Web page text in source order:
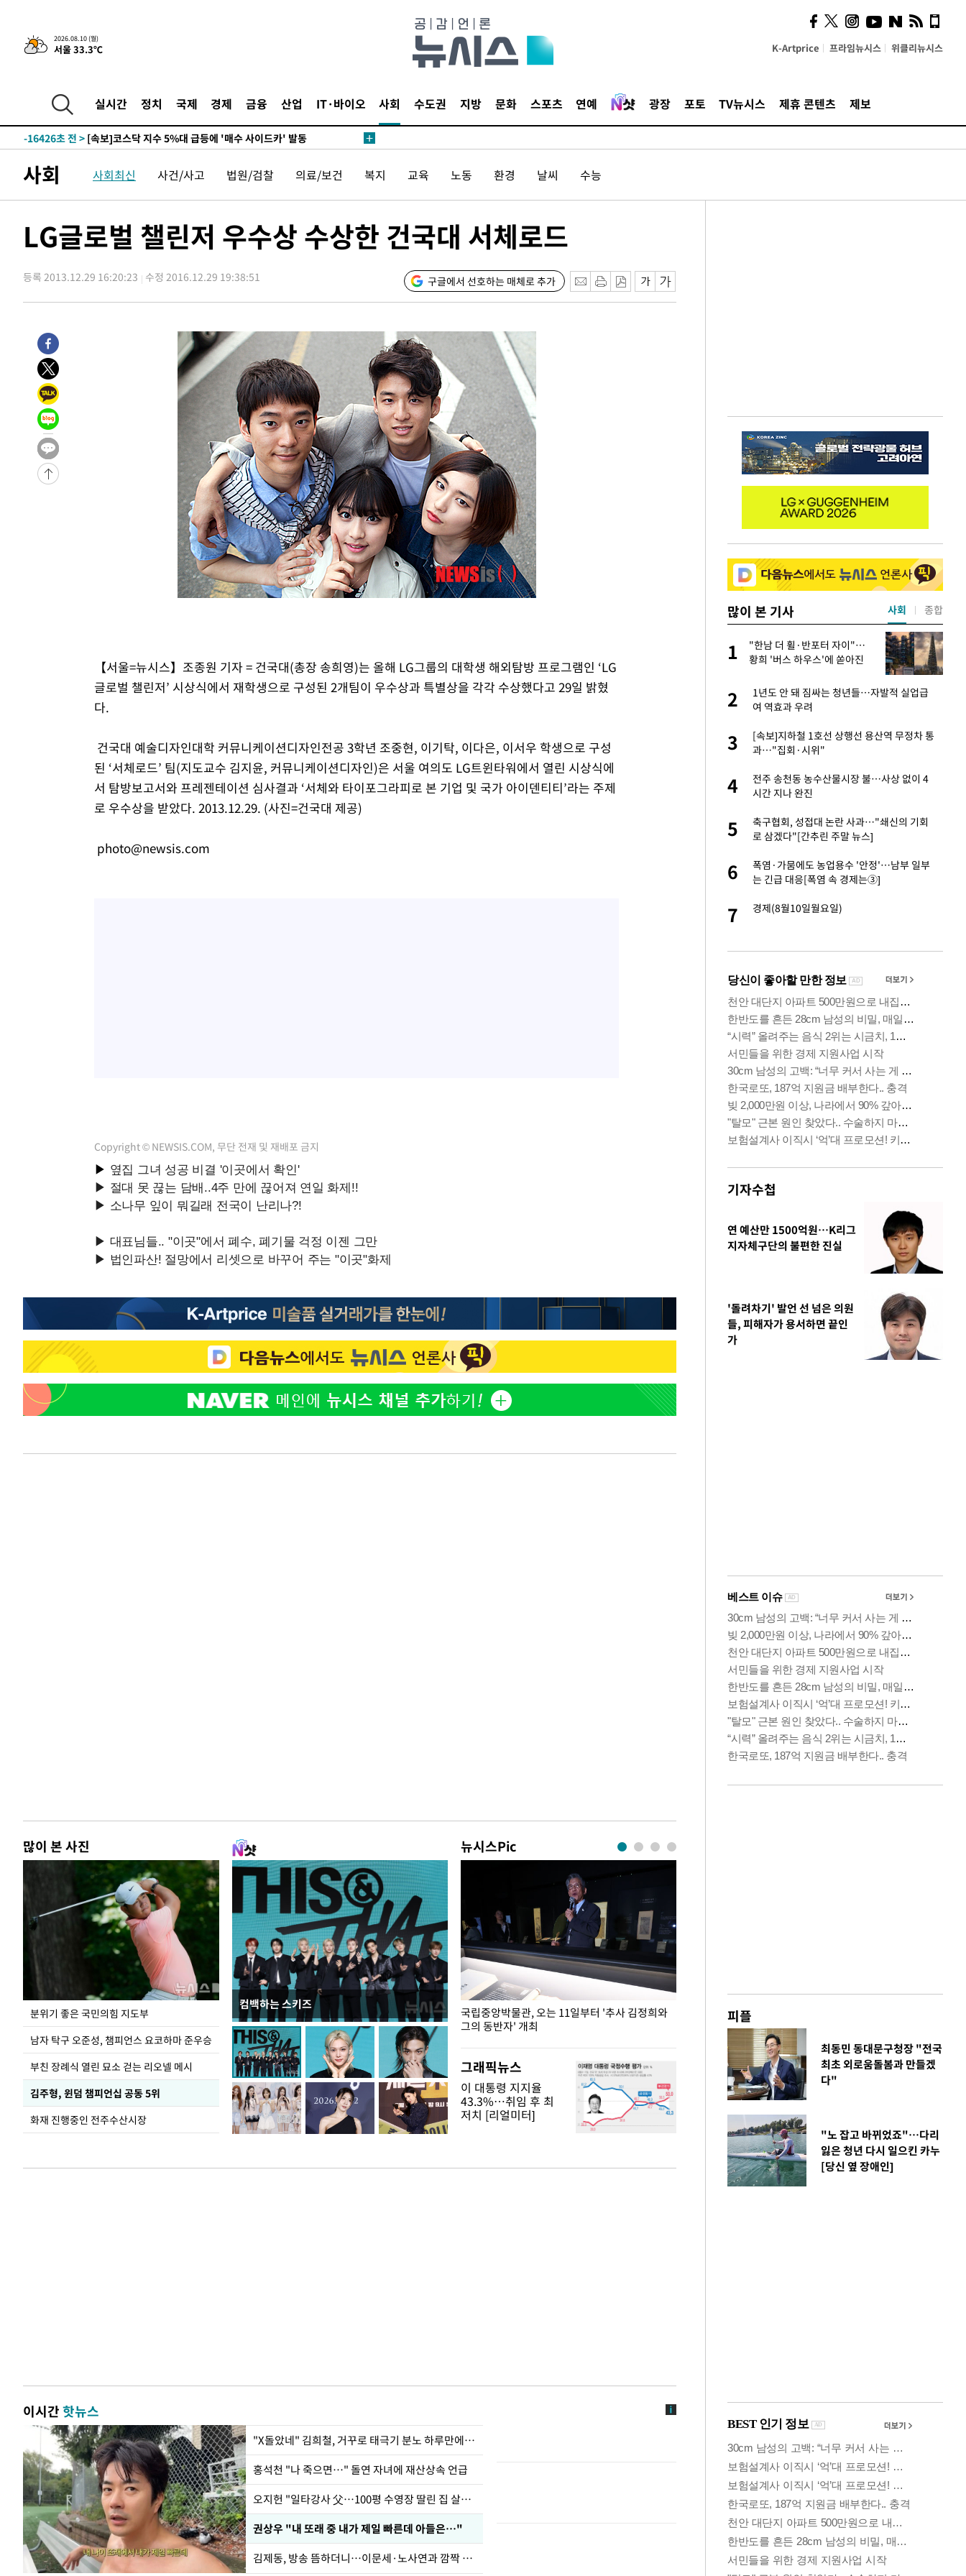
2026.08.10 (월)
서울 33.3℃ K-Artprice 프라임뉴시스 위클리뉴시스
실시간 정치 국제 경제 금융 산업 IT·바이오 사회 수도권 지방 문화 스포츠 연예 광장 포토 TV뉴시스 제휴 콘텐츠 제보
-2727초 전 >트럼프, 이란 추가 요구에 "저강도 대응…이건 체스게임"
으로 임시 배치해 산단 조기 착공"
-29300초 전 >
포항스틸야드 관중석 천장 석재 낙하…K리그 전구장 긴급 점검
-17948초 전 >
-16426초 전 > [속보]코스닥 지수 5%대 급등에 '매수 사이드카' 발동
-13450초 전 >
[속보]코스닥, 8.85포인트(1.11%) 오른 807.66 개장
-13446초 전 >[속보]코스피, 47.56포인트(0.76%) 오른 6306.33 개장
-10207초 전 > '낮 최고 34도' 전국 더위 지속…강원·경상권 오전 비
살해
-7402초 전 >인천 앞바다 연락두절 모터보트 승선원 3명 전원 구조
-7071초 전 >이집트, 가자 협상 당사자들에게 약속이행과 방해금지 촉구
-32150초 전 >
[속보]이 대통령 "2028년 중순까지 광주 군공항 기능 다른 군공항
으로 임시 배치해 산단 조기 착공"
-29300초 전 >
포항스틸야드 관중석 천장 석재 낙하…K리그 전구장 긴급 점검
-17948초 전 >
[속보]'전장연 시위' 1호선 용산역 상행선 무정차 통과 종료
-16426초 전 >
[속보]코스닥 지수 5%대 급등에 '매수 사이드카' 발동
-13712초 전 >
[속보]원·달러 환율, 오전 9시 1410.3원
-13450초 전 >
[속보]코스닥, 8.85포인트(1.11%) 오른 807.66 개장
-13446초 전 >
[속보]코스피, 47.56포인트(0.76%) 오른 6306.33 개장
-11882초 전 >
[속보]지하철 1호선 상행선 용산역 무정차 통과…"집회·시위"
'낮 최고 34도' 전국 더위 지속…강원·경상권 오전 비
파키스탄 보안군, 대 테러작전으로 남서부의 무장세력 소탕전..15명
인천 앞바다 연락두절 모터보트 승선원 3명 전원 구조
이집트, 가자 협상 당사자들에게 약속이행과 방해금지 촉구
트럼프, 이란 추가 요구에 "저강도 대응…이건 체스게임"
사회 사회최신 사건/사고 법원/검찰 의료/보건 복지 교육 노동 환경 날씨 수능
LG글로벌 챌린저 우수상 수상한 건국대 서체로드
등록 2013.12.29 16:20:23 수정 2016.12.29 19:38:51 구글에서 선호하는 매체로 추가
【서울=뉴시스】조종원 기자 = 건국대(총장 송희영)는 올해 LG그룹의 대학생 해외탐방 프로그램인 ‘LG
글로벌 챌린저’ 시상식에서 재학생으로 구성된 2개팀이 우수상과 특별상을 각각 수상했다고 29일 밝혔
다.
건국대 예술디자인대학 커뮤니케이션디자인전공 3학년 조중현, 이기탁, 이다은, 이서우 학생으로 구성
된 ‘서체로드’ 팀(지도교수 김지윤, 커뮤니케이션디자인)은 서울 여의도 LG트윈타워에서 열린 시상식에
서 탐방보고서와 프레젠테이션 심사결과 ‘서체와 타이포그라피로 본 기업 및 국가 아이덴티티’라는 주제
로 우수상을 받았다. 2013.12.29. (사진=건국대 제공)
photo@newsis.com
Copyright © NEWSIS.COM, 무단 전재 및 재배포 금지
많이 본 사진
분위기 좋은 국민의힘 지도부
남자 탁구 오준성, 챔피언스 요코하마 준우승
부친 장례식 열린 묘소 걷는 리오넬 메시
김주형, 윈덤 챔피언십 공동 5위
화재 진행중인 전주수산시장
컴백하는 스키즈
뉴시스Pic
김민석, 강원·TK도 승리하며 정청래에 누적
1.48%p 앞서…격차 벌리며 박빙 우세
국립중앙박물관, 오는 11일부터 '추사 김정희와
그의 동반자' 개최
사진으로 보는 지난 주말
그래픽뉴스
이 대통령 지지율
43.3%…취임 후 최
저치 [리얼미터]
이시간핫뉴스
"X돌았네" 김희철, 거꾸로 태극기 분노 하루만에…
홍석천 "나 죽으면…" 돌연 자녀에 재산상속 언급
오지헌 "일타강사 父…100평 수영장 딸린 집 살았다"
권상우 "내 또래 중 내가 제일 빠른데 아들은…"
김제동, 방송 뜸하더니…이문세·노사연과 깜짝 근황
많이 본 기사
사과 "깊게 보지 못했다"
2 홍석천, 입양 두 자녀에 '재산 상속' 언급했다
3
주 군공항 이전·주 52시간 예외 등 논의
4
이 대통령 지지율 43.3%…취임 후 최저치 또
경신[리얼미터]
1
"한남 더 휠·반포터 자이"…
황희 '버스 하우스'에 쏟아진
2
1년도 안 돼 짐싸는 청년들…자발적 실업급
여 역효과 우려
3
[속보]지하철 1호선 상행선 용산역 무정차 통
과…"집회·시위"
4
전주 송천동 농수산물시장 불…사상 없이 4
시간 지나 완진
5
축구협회, 성접대 논란 사과…"쇄신의 기회
로 삼겠다"[간추린 주말 뉴스]
6
폭염·가뭄에도 농업용수 '안정'…남부 일부
는 긴급 대응[폭염 속 경제는③]
7 경제(8월10일월요일)
사회 종합
기자수첩
연 예산만 1500억원…K리그
지자체구단의 불편한 진실
'돌려차기' 발언 선 넘은 의원
들, 피해자가 용서하면 끝인
가
피플
최동민 동대문구청장 "전국
최초 외로움돌봄과 만들겠
다"
"노 잡고 바뀌었죠"…다리
잃은 청년 다시 일으킨 카누
[당신 옆 장애인]